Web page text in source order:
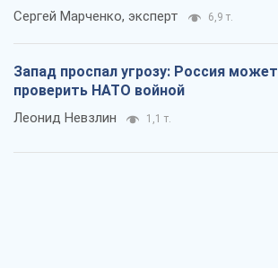
Сергей Марченко, эксперт 6,9 т.
Запад проспал угрозу: Россия может
проверить НАТО войной
Леонид Невзлин 1,1 т.